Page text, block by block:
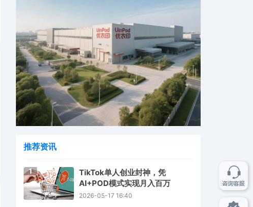
推荐资讯
1
TikTok单人创业封神，凭
AI+POD模式实现月入百万
2026-05-17 16:40